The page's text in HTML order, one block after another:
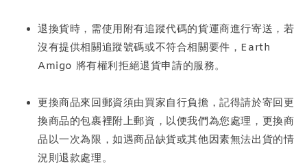
退換貨時，需使用附有追蹤代碼的貨運商進行寄送，若
沒有提供相關追蹤號碼或不符合相關要件，Earth
Amigo 將有權利拒絕退貨申請的服務。
更換商品來回郵資須由買家自行負擔，記得請於寄回更
換商品的包裹裡附上郵資，以便我們為您處理，更換商
品以一次為限，如遇商品缺貨或其他因素無法出貨的情
況則退款處理。